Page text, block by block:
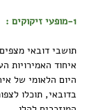
1-מופעי זיקוקים :
תושבי דובאי
איחוד האמירויות
היום הלאומי של
בדובאי, תוכלו